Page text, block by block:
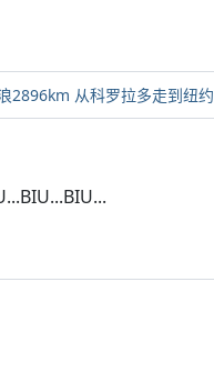
2896km 从科罗拉多走到纽约